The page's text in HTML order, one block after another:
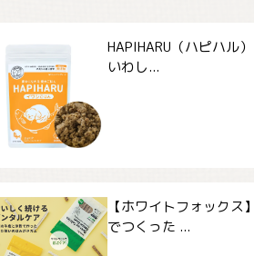
HAPIHARU（ハピハル
いわし...
【ホワイトフォック
でつくった ...